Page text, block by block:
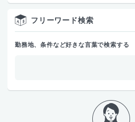
フリーワード検索
勤務地、条件など好きな言葉で検索する